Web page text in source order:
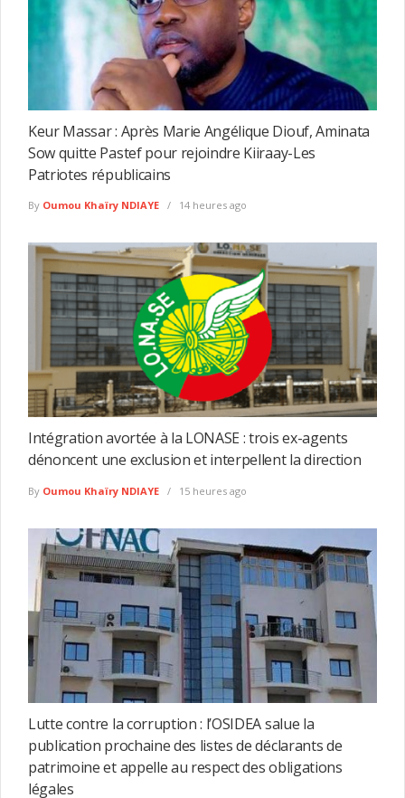
Keur Massar : Après Marie Angélique Diouf, Aminata
Sow quitte Pastef pour rejoindre Kiiraay-Les
Patriotes républicains
By Oumou Khaïry NDIAYE 14 heures ago
Intégration avortée à la LONASE : trois ex-agents
dénoncent une exclusion et interpellent la direction
By Oumou Khaïry NDIAYE 15 heures ago
Lutte contre la corruption : l’OSIDEA salue la
publication prochaine des listes de déclarants de
patrimoine et appelle au respect des obligations
légales